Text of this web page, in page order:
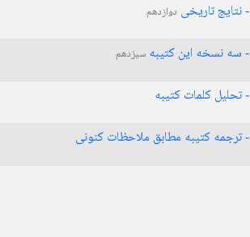
- نتایج تاریخی دوازدهم
- سه نسخه این کتیبه سیزدهم
- تحليل کلمات کتیبه
- ترجمه کتیبه مطابق ملاحظات کنونی